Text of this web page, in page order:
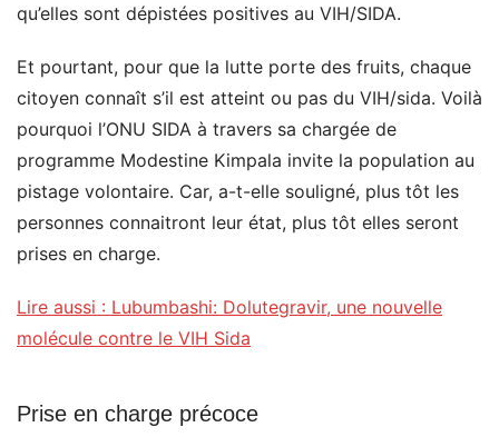
qu’elles sont dépistées positives au VIH/SIDA.
Et pourtant, pour que la lutte porte des fruits, chaque
citoyen connaît s’il est atteint ou pas du VIH/sida. Voilà
pourquoi l’ONU SIDA à travers sa chargée de
programme Modestine Kimpala invite la population au
pistage volontaire. Car, a-t-elle souligné, plus tôt les
personnes connaitront leur état, plus tôt elles seront
prises en charge.
Lire aussi : Lubumbashi: Dolutegravir, une nouvelle
molécule contre le VIH Sida
Prise en charge précoce